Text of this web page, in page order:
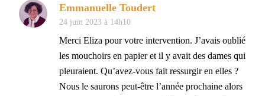
Emmanuelle Toudert
24 juin 2023 à 14h10
Merci Eliza pour votre intervention. J’avais oublié
les mouchoirs en papier et il y avait des dames qui
pleuraient. Qu’avez-vous fait ressurgir en elles ?
Nous le saurons peut-être l’année prochaine alors